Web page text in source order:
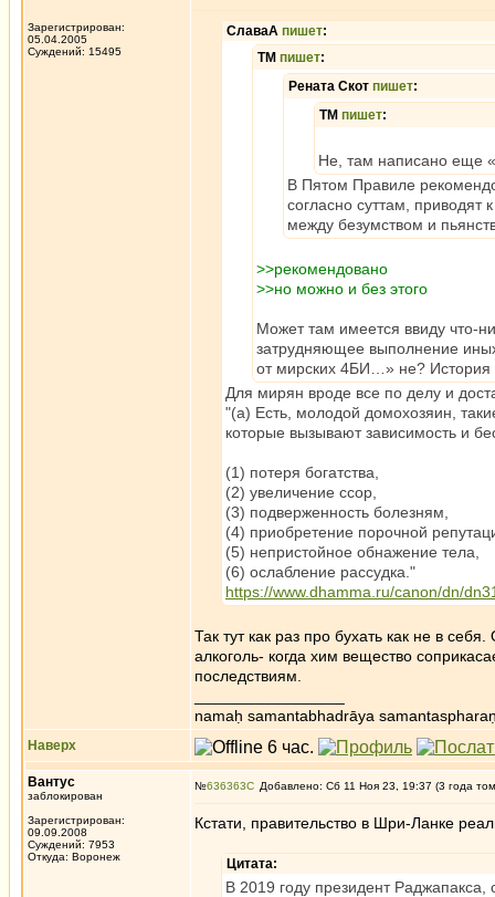
Зарегистрирован:
05.04.2005
Суждений: 15495
СлаваА пишет:
ТМ пишет:
Рената Скот пишет:
ТМ пишет:
Не, там написано еще
В Пятом Правиле
согласно суттам, приводят
между безумством и
>>рекомендовано
>>но можно и без этого
Может там имеется ввиду что-
затрудняющее выполнение
от мирских 4БИ…» не? История
Для мирян вроде все по делу и
"(а) Есть, молодой домохозяин,
которые вызывают зависимость и
(1) потеря богатства,
(2) увеличение ссор,
(3) подверженность болезням,
(4) приобретение порочной
(5) непристойное обнажение тела,
(6) ослабление рассудка."
https://www.dhamma.ru/canon/dn/
Так тут как раз про бухать как не в
алкоголь- когда хим вещество
последствиям.
namaḥ samantabhadrāya
Наверх
Вантус
заблокирован
Зарегистрирован:
09.09.2008
Суждений: 7953
Откуда: Воронеж
№636363 Добавлено: Сб 11 Ноя 23, 19:37 (3 года
Кстати, правительство в Шри-Ланке
Цитата:
В 2019 году президент